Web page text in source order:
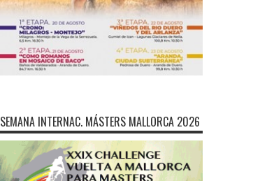
SEMANA INTERNAC. MÁSTERS MALLORCA 2026